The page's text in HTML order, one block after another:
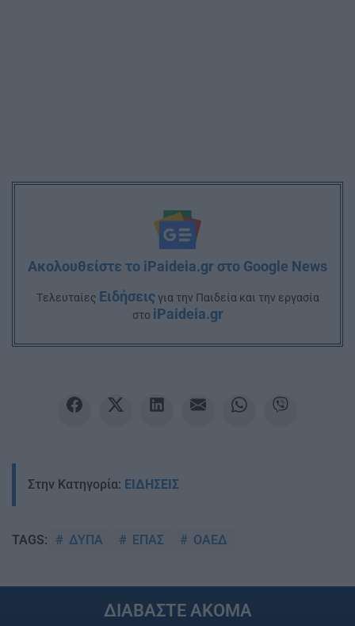
Ακολουθείστε το iPaideia.gr στο Google News
Tελευταίες Ειδήσειςγια την Παιδεία και την εργασία
στο iPaideia.gr
Στην Κατηγορία: ΕΙΔΗΣΕΙΣ
TAGS: ΔΥΠΑ ΕΠΑΣ ΟΑΕΔ
ΔΙΑΒΑΣΤΕ ΑΚΟΜΑ